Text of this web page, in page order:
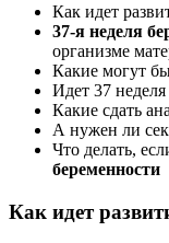
Как идет
37-я неделя
организме
Какие могут
Идет 37
Какие сдать
А нужен ли
Что делать,
беременности
Как идет